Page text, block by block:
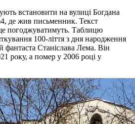
встановити на вулиці Богдана
де жив письменник. Текст
погоджуватимуть. Таблицю
100-ліття з дня народження
фантаста Станіслава Лема. Він
року, а помер у 2006 році у